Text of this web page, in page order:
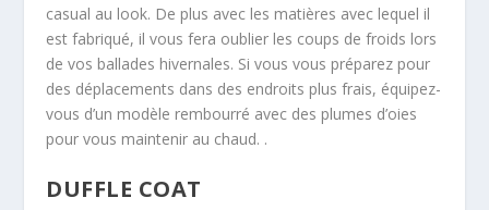
casual au look. De plus avec les matières avec lequel il
est fabriqué, il vous fera oublier les coups de froids lors
de vos ballades hivernales. Si vous vous préparez pour
des déplacements dans des endroits plus frais, équipez-
vous d’un modèle rembourré avec des plumes d’oies
pour vous maintenir au chaud. .
DUFFLE COAT